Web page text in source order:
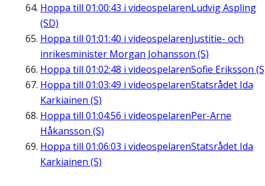
Hoppa till 01:00:43 i videospelarenLudvig Aspling
(SD)
Hoppa till 01:01:40 i videospelarenJustitie- och
inrikesminister Morgan Johansson (S)
Hoppa till 01:02:48 i videospelarenSofie Eriksson
Hoppa till 01:03:49 i videospelarenStatsrådet Ida
Karkiainen (S)
Hoppa till 01:04:56 i videospelarenPer-Arne
Håkansson (S)
Hoppa till 01:06:03 i videospelarenStatsrådet Ida
Karkiainen (S)